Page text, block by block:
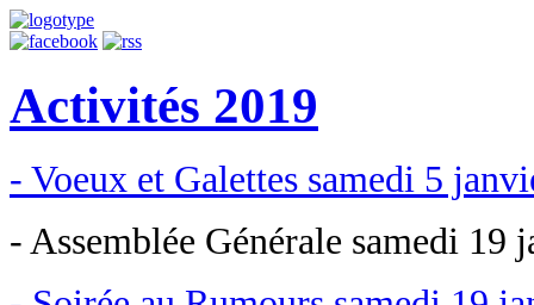
Activités 2019
- Voeux et Galettes samedi 5
- Assemblée Générale samedi 19